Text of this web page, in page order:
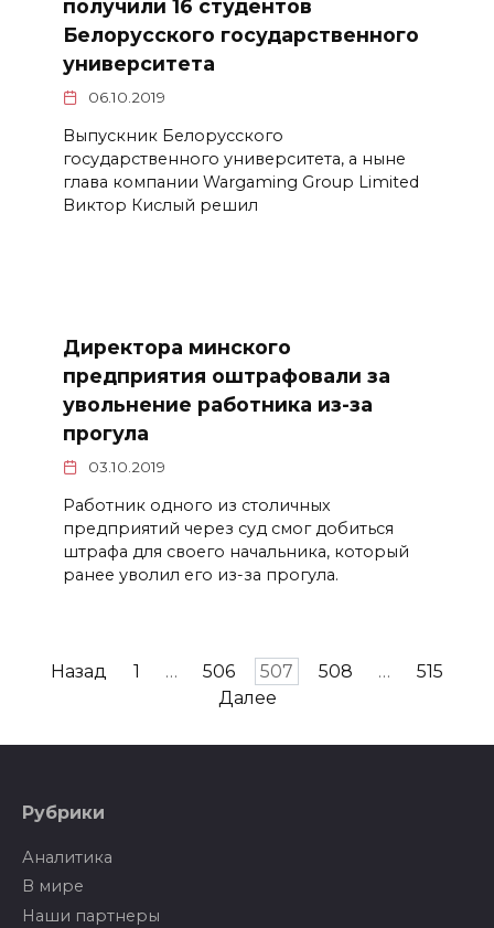
получили 16 студентов
Белорусского государственного
университета
06.10.2019
Выпускник Белорусского
государственного университета, а ныне
глава компании Wargam­ing Group Lim­it­ed
Виктор Кислый решил
Директора минского
предприятия оштрафовали за
увольнение работника из-за
прогула
03.10.2019
Работник одного из столичных
предприятий через суд смог добиться
штрафа для своего начальника, который
ранее уволил его из-за прогула.
Пагинация
Назад 1 … 506 507 508 …
515
Далее
Рубрики
Аналитика
В мире
Наши партнеры